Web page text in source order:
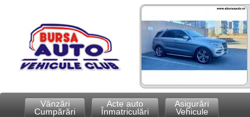
Vânzări
Cumpărări
Acte auto
Înmatriculări
Asigurări
Vehicule